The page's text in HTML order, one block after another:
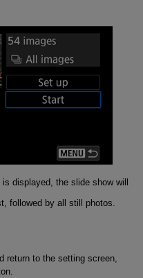
is displayed, the slide show will
followed by all still photos.
return to the setting screen,